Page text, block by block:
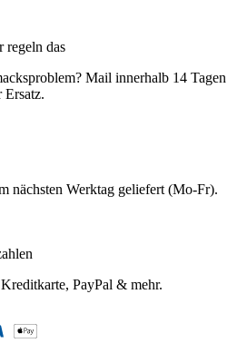
regeln das
Mail innerhalb 14 Tagen
nächsten Werktag geliefert (Mo-Fr).
PayPal & mehr.